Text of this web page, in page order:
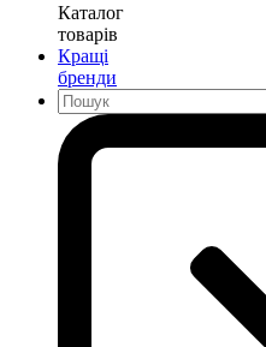
Каталог
товарів
Кращі
бренди